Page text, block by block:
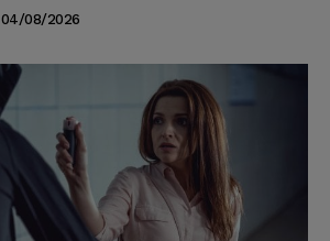
04/08/2026